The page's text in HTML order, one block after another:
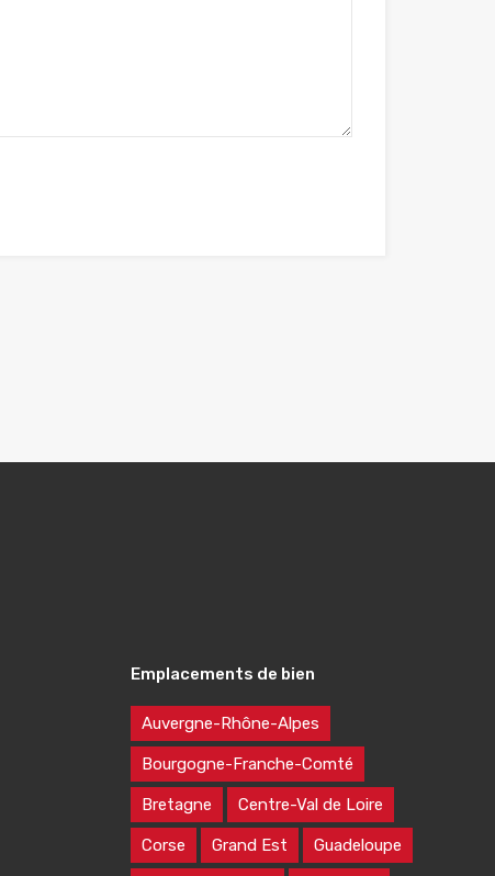
Emplacements de bien
Auvergne-Rhône-Alpes
Bourgogne-Franche-Comté
Bretagne Centre-Val de Loire
Corse Grand Est Guadeloupe